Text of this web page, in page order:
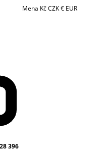
396
Mena KčCZK€ EUR